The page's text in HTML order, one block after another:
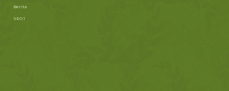
Berita
SEO 1